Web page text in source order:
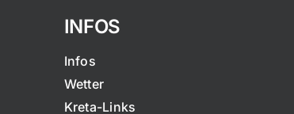
INFOS
Infos
Wetter
Kreta-Links